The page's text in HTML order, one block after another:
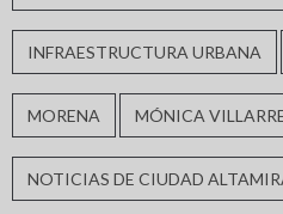
INFRAESTRUCTURA URBANA
MORENA MÓNICA
NOTICIAS DE CIUDAD